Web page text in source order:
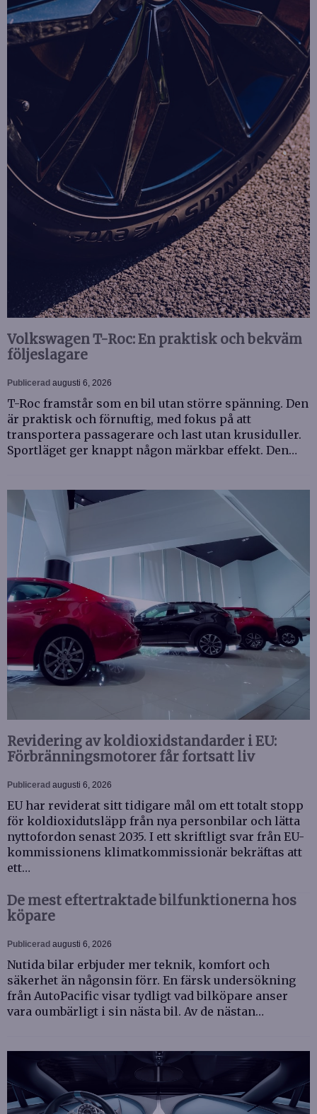
Volkswagen T-Roc: En praktisk och bekväm
följeslagare
Publicerad augusti 6, 2026
T-Roc framstår som en bil utan större spänning. Den
är praktisk och förnuftig, med fokus på att
transportera passagerare och last utan krusiduller.
Sportläget ger knappt någon märkbar effekt. Den…
Revidering av koldioxidstandarder i EU:
Förbränningsmotorer får fortsatt liv
Publicerad augusti 6, 2026
EU har reviderat sitt tidigare mål om ett totalt stopp
för koldioxidutsläpp från nya personbilar och lätta
nyttofordon senast 2035. I ett skriftligt svar från EU-
kommissionens klimatkommissionär bekräftas att
ett…
De mest eftertraktade bilfunktionerna hos
köpare
Publicerad augusti 6, 2026
Nutida bilar erbjuder mer teknik, komfort och
säkerhet än någonsin förr. En färsk undersökning
från AutoPacific visar tydligt vad bilköpare anser
vara oumbärligt i sin nästa bil. Av de nästan…